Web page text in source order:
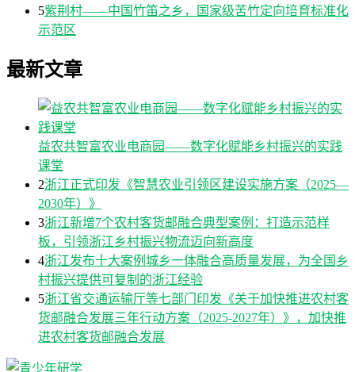
5紫荆村——中国竹笛之乡，国家级苦竹定向培育标准化
示范区
最新文章
益农共智富农业电商园——数字化赋能乡村振兴的实践
课堂
2浙江正式印发《智慧农业引领区建设实施方案（2025—
2030年）》
3浙江新增7个农村客货邮融合典型案例：打造示范样
板，引领浙江乡村振兴物流迈向新高度
4浙江发布十大案例城乡一体融合高质量发展，为全国乡
村振兴提供可复制的浙江经验
5浙江省交通运输厅等七部门印发《关于加快推进农村客
货邮融合发展三年行动方案（2025-2027年）》，加快推
进农村客货邮融合发展